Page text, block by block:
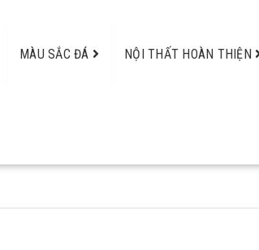
MÀU SẮC ĐÁ NỘI THẤT HOÀN THIỆN